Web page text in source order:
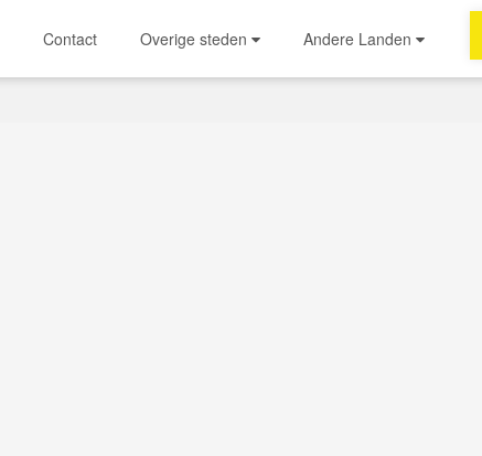
Contact Overige steden Andere Landen